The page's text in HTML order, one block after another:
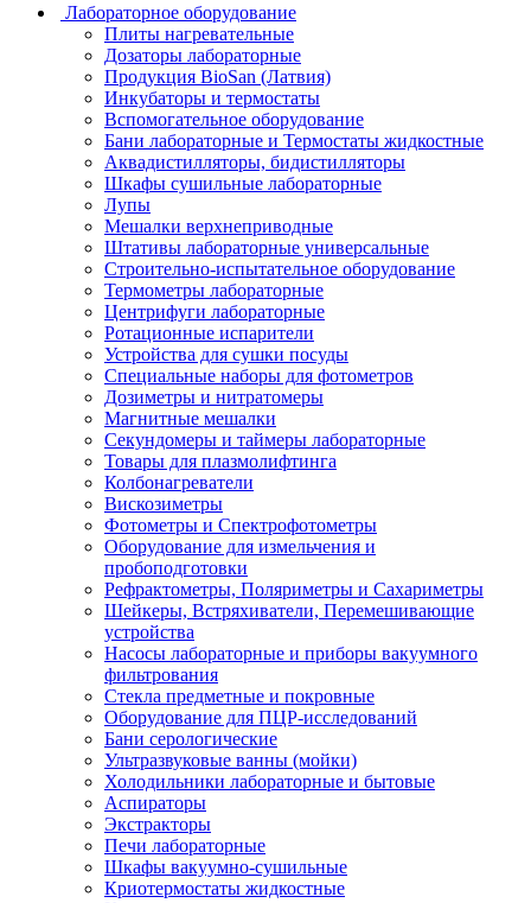
Лабораторное оборудование
Плиты нагревательные
Дозаторы лабораторные
Продукция BioSan (Латвия)
Инкубаторы и термостаты
Вспомогательное оборудование
Бани лабораторные и Термостаты жидкостные
Аквадистилляторы, бидистилляторы
Шкафы сушильные лабораторные
Лупы
Мешалки верхнеприводные
Штативы лабораторные универсальные
Строительно-испытательное оборудование
Термометры лабораторные
Центрифуги лабораторные
Ротационные испарители
Устройства для сушки посуды
Специальные наборы для фотометров
Дозиметры и нитратомеры
Магнитные мешалки
Секундомеры и таймеры лабораторные
Товары для плазмолифтинга
Колбонагреватели
Вискозиметры
Фотометры и Спектрофотометры
Оборудование для измельчения и
пробоподготовки
Рефрактометры, Поляриметры и Сахариметры
Шейкеры, Встряхиватели, Перемешивающие
устройства
Насосы лабораторные и приборы вакуумного
фильтрования
Стекла предметные и покровные
Оборудование для ПЦР-исследований
Бани серологические
Ультразвуковые ванны (мойки)
Холодильники лабораторные и бытовые
Аспираторы
Экстракторы
Печи лабораторные
Шкафы вакуумно-сушильные
Криотермостаты жидкостные